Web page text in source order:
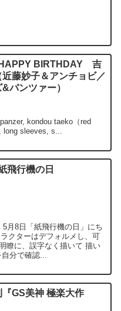
BIRTHDAY 吉
近藤妙子＆アンチョビ／
パンツァー）
kondou taeko（red
long sleeves, s...
行機の日
月8日「紙飛行機の日」にち
クターはデフォルメし、可
瞭に、誤字なく描いて 描い
分で確認...
GS美神 極楽大作